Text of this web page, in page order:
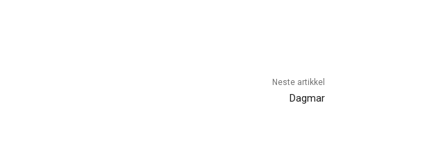
Neste artikkel
Dagmar